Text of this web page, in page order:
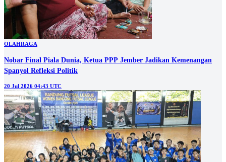
OLAHRAGA
Nobar Final Piala Dunia, Ketua PPP Jember Jadikan Kemenangan
Spanyol Refleksi Politik
20 Jul 2026 04:43 UTC